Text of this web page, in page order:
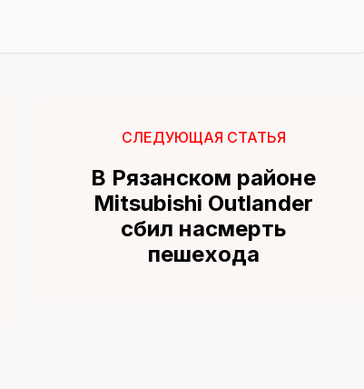
СЛЕДУЮЩАЯ СТАТЬЯ
В Рязанском районе
Mitsubishi Outlander
сбил насмерть
пешехода